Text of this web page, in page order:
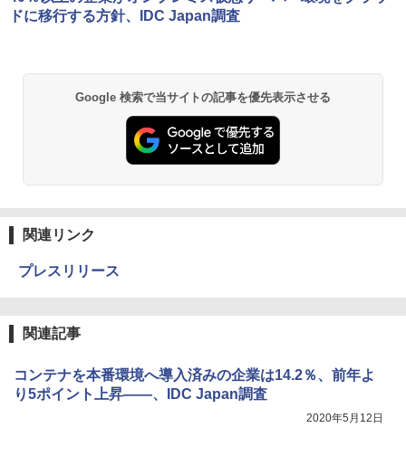
ドに移行する方針、IDC Japan調査
Google 検索で当サイトの記事を優先表示させる
関連リンク
プレスリリース
関連記事
コンテナを本番環境へ導入済みの企業は14.2％、前年よ
り5ポイント上昇――、IDC Japan調査
2020年5月12日